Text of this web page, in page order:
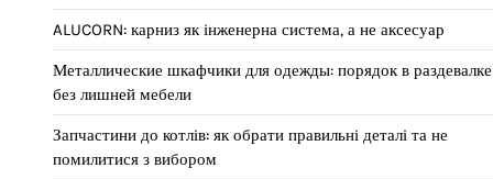
ALUCORN: карниз як інженерна система, а не аксесуар
Металлические шкафчики для одежды: порядок в раздевалке
без лишней мебели
Запчастини до котлів: як обрати правильні деталі та не
помилитися з вибором